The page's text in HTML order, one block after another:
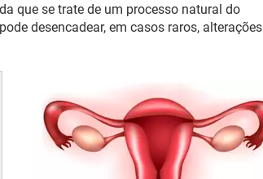
que se trate de um processo natural do
desencadear, em casos raros, alterações